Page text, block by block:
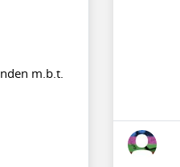
m.b.t.